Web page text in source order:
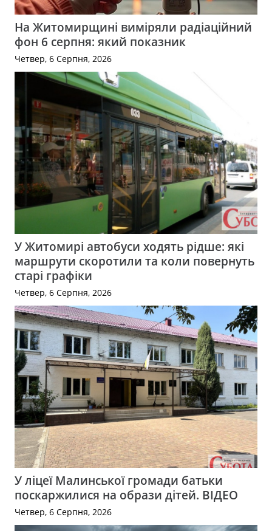
На Житомирщині виміряли радіаційний
фон 6 серпня: який показник
Четвер, 6 Серпня, 2026
У Житомирі автобуси ходять рідше: які
маршрути скоротили та коли повернуть
старі графіки
Четвер, 6 Серпня, 2026
У ліцеї Малинської громади батьки
поскаржилися на образи дітей. ВІДЕО
Четвер, 6 Серпня, 2026